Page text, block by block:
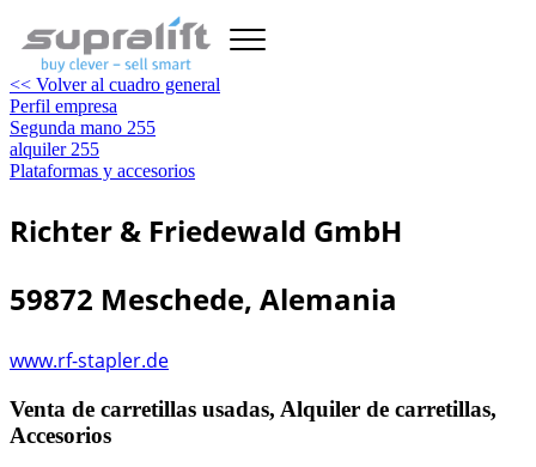
<< Volver al cuadro general
Perfil empresa
Segunda mano 255
alquiler255
Plataformas y accesorios
Richter & Friedewald GmbH
59872 Meschede, Alemania
www.rf-stapler.de
Venta de carretillas usadas, Alquiler de carretillas,
Accesorios